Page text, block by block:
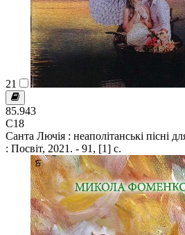
21
85.943
С18
Санта Лючія : неаполітанські пісні
: Посвіт, 2021. - 91, [1] с.